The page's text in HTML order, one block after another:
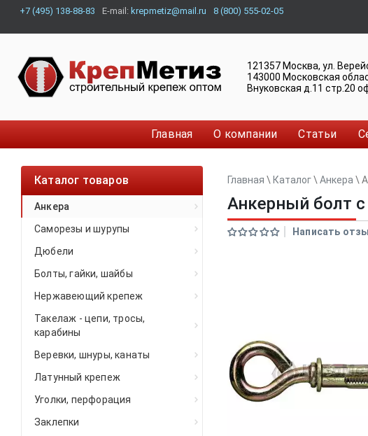
+7 (495) 138-88-83 E-mail: krepmetiz@mail.ru 8 (800) 555-02-05
121357 Москва, ул.
143000 Московская
Внуковская д.11 стр.20
Главная О компании Статьи
Каталог товаров
Анкера
Саморезы и шурупы
Дюбели
Болты, гайки, шайбы
Нержавеющий крепеж
Такелаж - цепи, тросы,
карабины
Веревки, шнуры, канаты
Латунный крепеж
Уголки, перфорация
Заклепки
Главная \ Каталог\ Анкера \
Анкерный болт
Написать